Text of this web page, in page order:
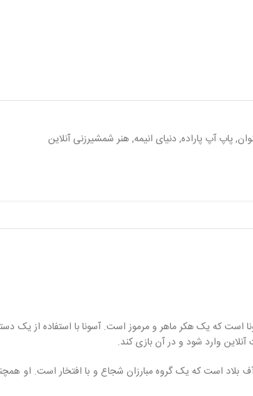
,پاپ آپ پاراده,دنیای انیمه,هنر شمشیرزنی آنلاین
یک دختر نوجوان به نام آسونا است که یک هکر ماهر و مرموز است. آسونا با
وارد شود و در آن بازی کند.
است که یک گروه مبارزان شجاع و با افتخار است. او